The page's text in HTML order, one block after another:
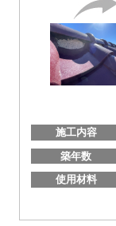
施工内容
築年数
使用材料